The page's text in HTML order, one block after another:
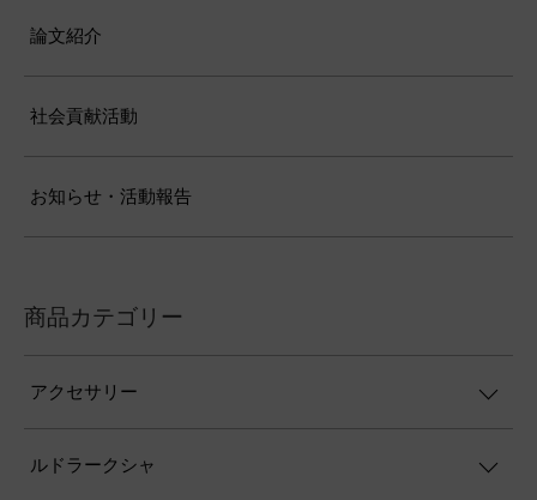
論文紹介
社会貢献活動
お知らせ・活動報告
商品カテゴリー
アクセサリー
ルドラークシャ